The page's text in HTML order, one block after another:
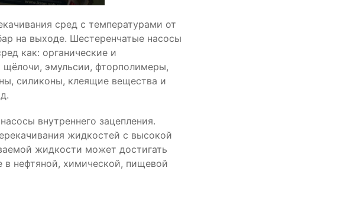
сред с температурами от
на выходе. Шестеренчатые насосы
как: органические и
щёлочи, эмульсии, фторполимеры,
силиконы, клеящие вещества и
внутреннего зацепления.
жидкостей с высокой
жидкости может достигать
нефтяной, химической, пищевой